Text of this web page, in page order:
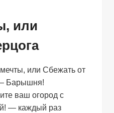
или
или Сбежать от
Барышня!
ваш огород с
— каждый раз